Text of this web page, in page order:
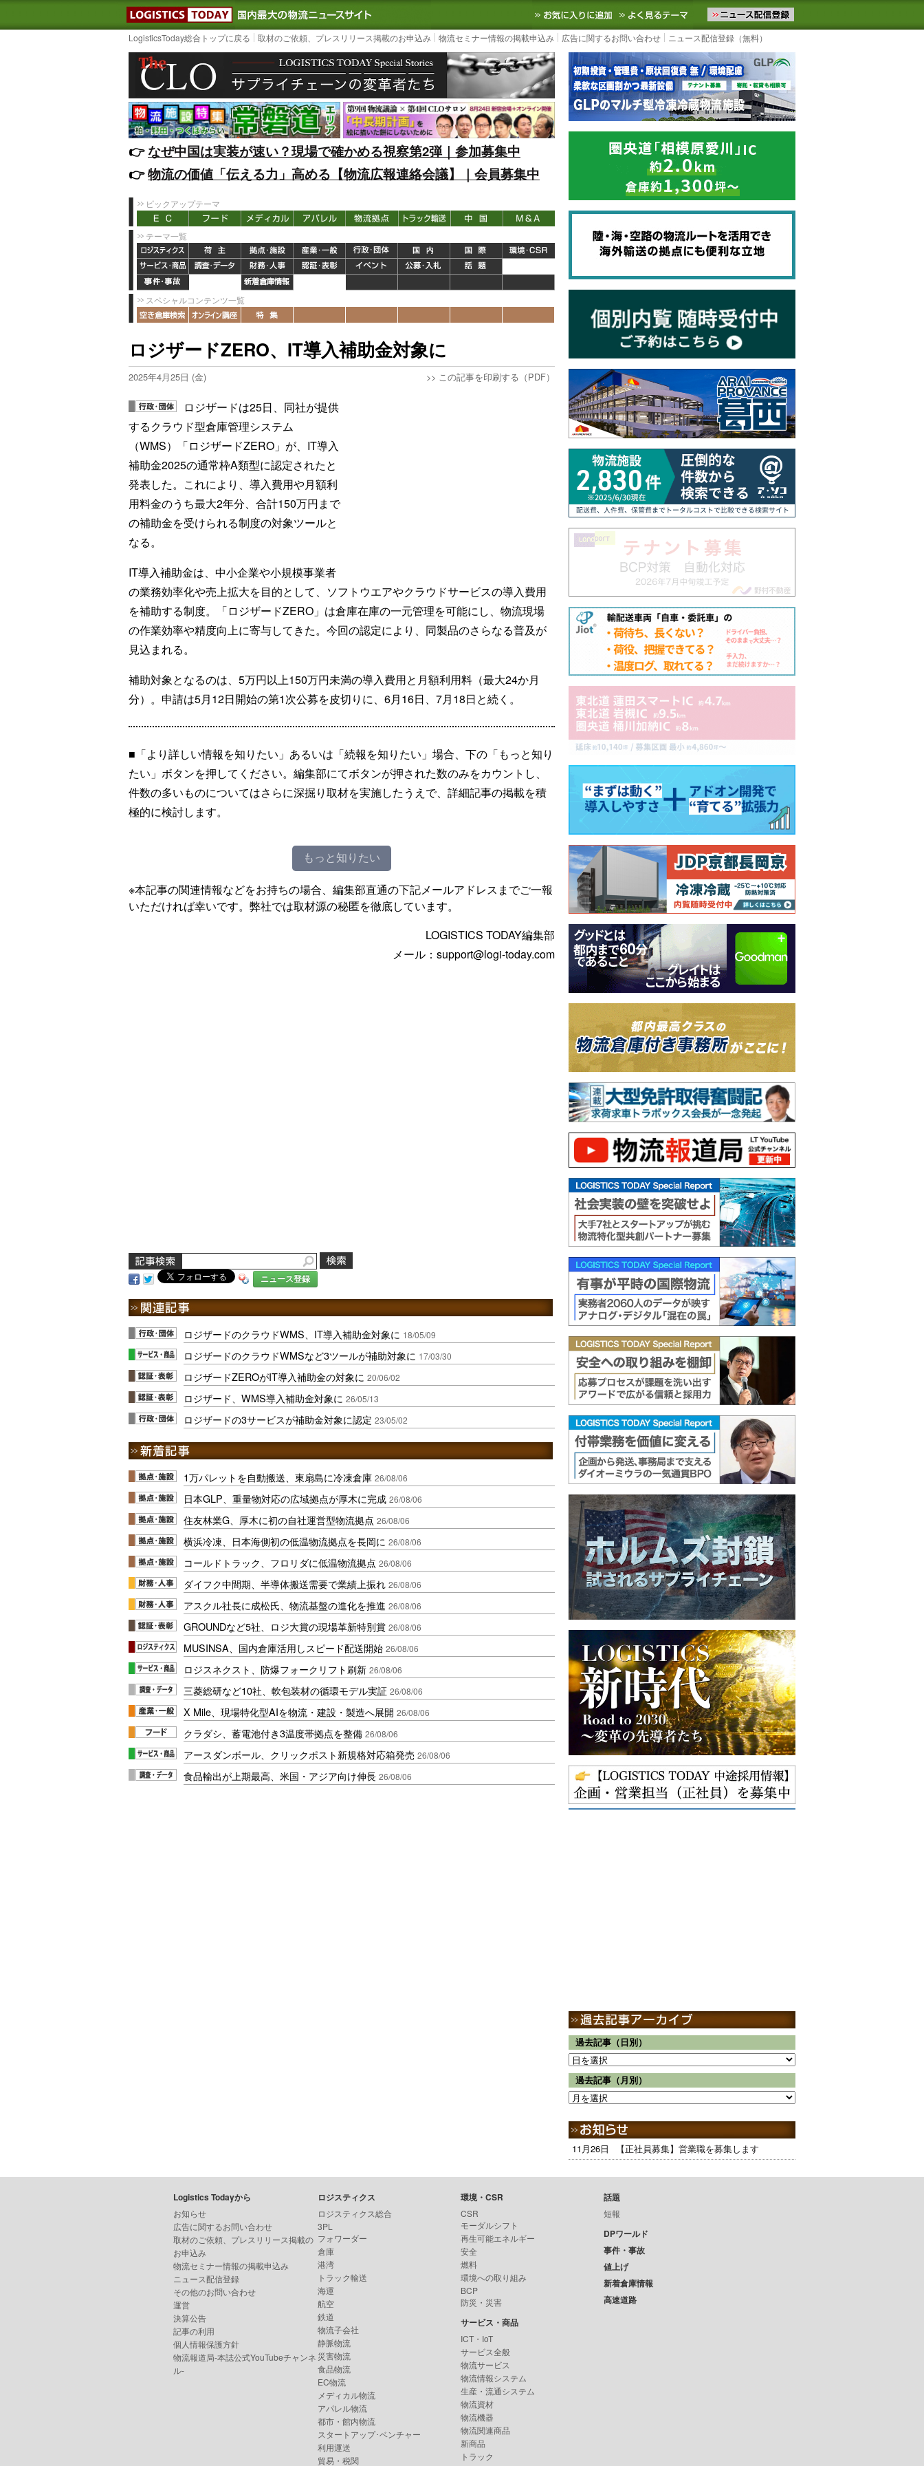
LOGISTICS TODAY｜国内最大の物流ニュースサイト3PL, SCMなど国内外の最新の物流ニュースをお届けします。物流ニュースメール配信を登録す
お気に入りに追加 よく見るテーマ
LogisticsToday総合トップに戻る 取材のご依頼、プレスリリース掲載のお申込み 物流セミナー情報の掲載申込み 広告に関するお問い合わせ ニュース配信登録（無料）
👉️なぜ中国は実装が速い？現場で確かめる視察第2弾｜参加募集中
👉️物流の価値「伝える力」高める【物流広報連絡会議】｜会員募集中
ピックアップテーマ
テーマ一覧
スペシャルコンテンツ一覧
ロジザードZERO、IT導入補助金対象に
2025年4月25日 (金) >> この記事を印刷する（PDF）
ロジザードは25日、同社が提供
するクラウド型倉庫管理システム
（WMS）「ロジザードZERO」が、IT導入
補助金2025の通常枠A類型に認定されたと
発表した。これにより、導入費用や月額利
用料金のうち最大2年分、合計150万円まで
の補助金を受けられる制度の対象ツールと
なる。
IT導入補助金は、中小企業や小規模事業者
の業務効率化や売上拡大を目的として、ソフトウエアやクラウドサービスの導入費用
を補助する制度。「ロジザードZERO」は倉庫在庫の一元管理を可能にし、物流現場
の作業効率や精度向上に寄与してきた。今回の認定により、同製品のさらなる普及が
見込まれる。
補助対象となるのは、5万円以上150万円未満の導入費用と月額利用料（最大24か月
分）。申請は5月12日開始の第1次公募を皮切りに、6月16日、7月18日と続く。
■「より詳しい情報を知りたい」あるいは「続報を知りたい」場合、下の「もっと知り
たい」ボタンを押してください。編集部にてボタンが押された数のみをカウントし、
件数の多いものについてはさらに深掘り取材を実施したうえで、詳細記事の掲載を積
極的に検討します。
もっと知りたい
※本記事の関連情報などをお持ちの場合、編集部直通の下記メールアドレスまでご一報
いただければ幸いです。弊社では取材源の秘匿を徹底しています。
LOGISTICS TODAY編集部
メール：support@logi-today.com
ニュース登録
ロジザードのクラウドWMS、IT導入補助金対象に 18/05/09
ロジザードのクラウドWMSなど3ツールが補助対象に 17/03/30
ロジザードZEROがIT導入補助金の対象に 20/06/02
ロジザード、WMS導入補助金対象に 26/05/13
ロジザードの3サービスが補助金対象に認定 23/05/02
1万パレットを自動搬送、東扇島に冷凍倉庫 26/08/06
日本GLP、重量物対応の広域拠点が厚木に完成 26/08/06
住友林業G、厚木に初の自社運営型物流拠点 26/08/06
横浜冷凍、日本海側初の低温物流拠点を長岡に 26/08/06
コールドトラック、フロリダに低温物流拠点 26/08/06
ダイフク中間期、半導体搬送需要で業績上振れ 26/08/06
アスクル社長に成松氏、物流基盤の進化を推進 26/08/06
GROUNDなど5社、ロジ大賞の現場革新特別賞 26/08/06
MUSINSA、国内倉庫活用しスピード配送開始 26/08/06
ロジスネクスト、防爆フォークリフト刷新 26/08/06
三菱総研など10社、軟包装材の循環モデル実証 26/08/06
X Mile、現場特化型AIを物流・建設・製造へ展開 26/08/06
クラダシ、蓄電池付き3温度帯拠点を整備 26/08/06
アースダンボール、クリックポスト新規格対応箱発売 26/08/06
食品輸出が上期最高、米国・アジア向け伸長 26/08/06
過去記事（日別）
過去記事（月別）
11月26日 【正社員募集】営業職を募集します
Logistics Todayから
お知らせ
広告に関するお問い合わせ
取材のご依頼、プレスリリース掲載の
お申込み
物流セミナー情報の掲載申込み
ニュース配信登録
その他のお問い合わせ
運営
決算公告
記事の利用
個人情報保護方針
物流報道局-本誌公式YouTubeチャンネ
ル-
ロジスティクス
ロジスティクス総合
3PL
フォワーダー
倉庫
港湾
トラック輸送
海運
航空
鉄道
物流子会社
静脈物流
災害物流
食品物流
EC物流
メディカル物流
アパレル物流
都市・館内物流
スタートアップ･ベンチャー
利用運送
貿易・税関
環境・CSR
CSR
モーダルシフト
再生可能エネルギー
安全
燃料
環境への取り組み
BCP
防災・災害
サービス・商品
ICT・IoT
サービス全般
物流サービス
物流情報システム
生産・流通システム
物流資材
物流機器
物流関連商品
新商品
トラック
話題
短報
DPワールド
事件・事故
値上げ
新着倉庫情報
高速道路